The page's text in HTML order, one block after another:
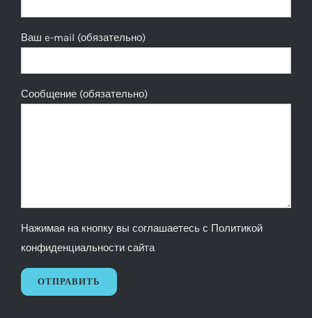
Ваш e-mail (обязательно)
Сообщение (обязательно)
Нажимая на кнопку вы соглашаетесь с Политикой
конфиденциальности сайта